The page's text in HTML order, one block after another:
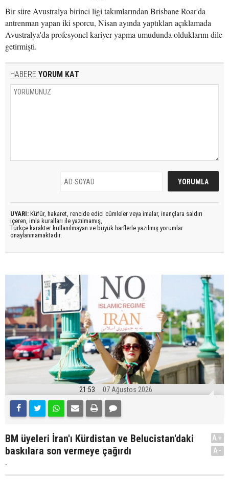
Bir süre Avustralya birinci ligi takımlarından Brisbane Roar'da
antrenman yapan iki sporcu, Nisan ayında yaptıkları açıklamada
Avustralya'da profesyonel kariyer yapma umudunda olduklarını dile
getirmişti.
HABERE YORUM KAT
UYARI: Küfür, hakaret, rencide edici cümleler veya imalar, inançlara saldırı
içeren, imla kuralları ile yazılmamış,
Türkçe karakter kullanılmayan ve büyük harflerle yazılmış yorumlar
onaylanmamaktadır.
21:53 07 Ağustos 2026
BM üyeleri İran'ı Kürdistan ve Belucistan'daki
baskılara son vermeye çağırdı
.
A+
A-